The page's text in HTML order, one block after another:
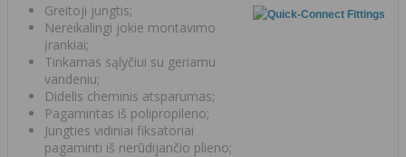
Greitoji jungtis;
Nereikalingi jokie montavimo
įrankiai;
Tinkamas sąlyčiui su geriamu
vandeniu;
Didelis cheminis atsparumas;
Pagamintas iš polipropileno;
Jungties vidiniai fiksatoriai
pagaminti iš nerūdijančio plieno;